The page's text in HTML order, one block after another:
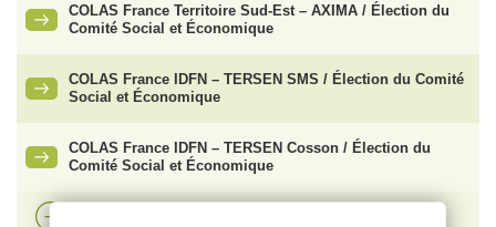
COLAS France Territoire Sud-Est – AXIMA / Élection du
Comité Social et Économique
COLAS France IDFN – TERSEN SMS / Élection du Comité
Social et Économique
COLAS France IDFN – TERSEN Cosson / Élection du
Comité Social et Économique